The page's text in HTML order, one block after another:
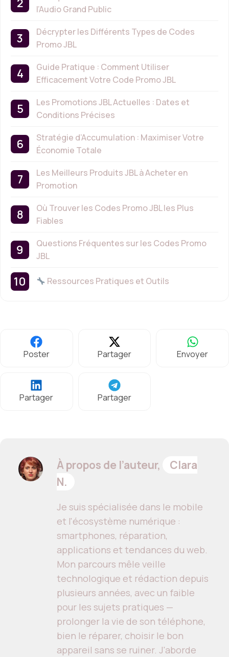
l’Audio Grand Public
Décrypter les Différents Types de Codes
Promo JBL
Guide Pratique : Comment Utiliser
Efficacement Votre Code Promo JBL
Les Promotions JBL Actuelles : Dates et
Conditions Précises
Stratégie d’Accumulation : Maximiser Votre
Économie Totale
Les Meilleurs Produits JBL à Acheter en
Promotion
Où Trouver les Codes Promo JBL les Plus
Fiables
Questions Fréquentes sur les Codes Promo
JBL
Ressources Pratiques et Outils
Poster Partager Envoyer
Partager Partager
À propos de l’auteur,
Clara
N.
Je suis spécialisée dans le mobile
et l'écosystème numérique :
smartphones, réparation,
applications et tendances du web.
Mon parcours mêle veille
technologique et rédaction depuis
plusieurs années, avec un faible
pour les sujets pratiques —
prolonger la vie de son téléphone,
bien le réparer, choisir le bon
appareil sans se ruiner. J'aborde